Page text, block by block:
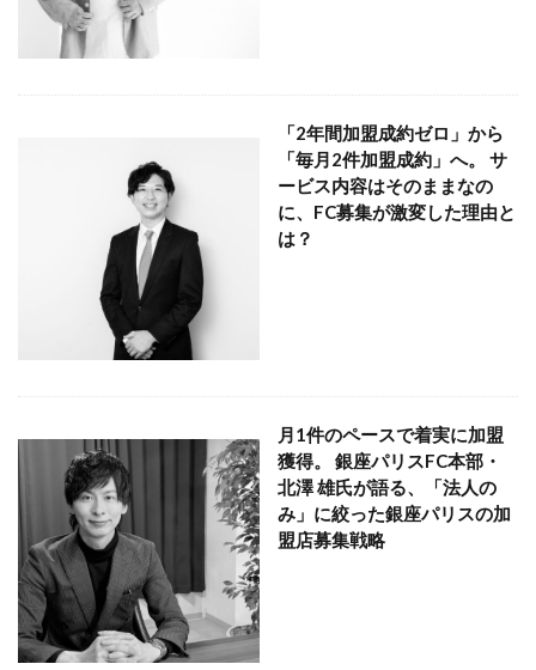
「2年間加盟成約ゼロ」から
「毎月2件加盟成約」へ。 サ
ービス内容はそのままなの
に、FC募集が激変した理由と
は？
月1件のペースで着実に加盟
獲得。 銀座パリスFC本部・
北澤 雄氏が語る、「法人の
み」に絞った銀座パリスの加
盟店募集戦略